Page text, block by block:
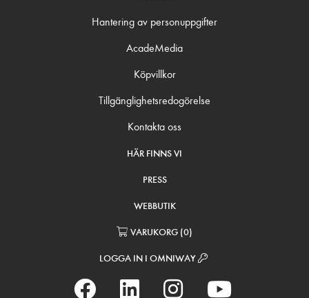
Hantering av personuppgifter
AcadeMedia
Köpvillkor
Tillgänglighetsredogörelse
Kontakta oss
HÄR FINNS VI
PRESS
WEBBUTIK
VARUKORG (0)
LOGGA IN I OMNIWAY